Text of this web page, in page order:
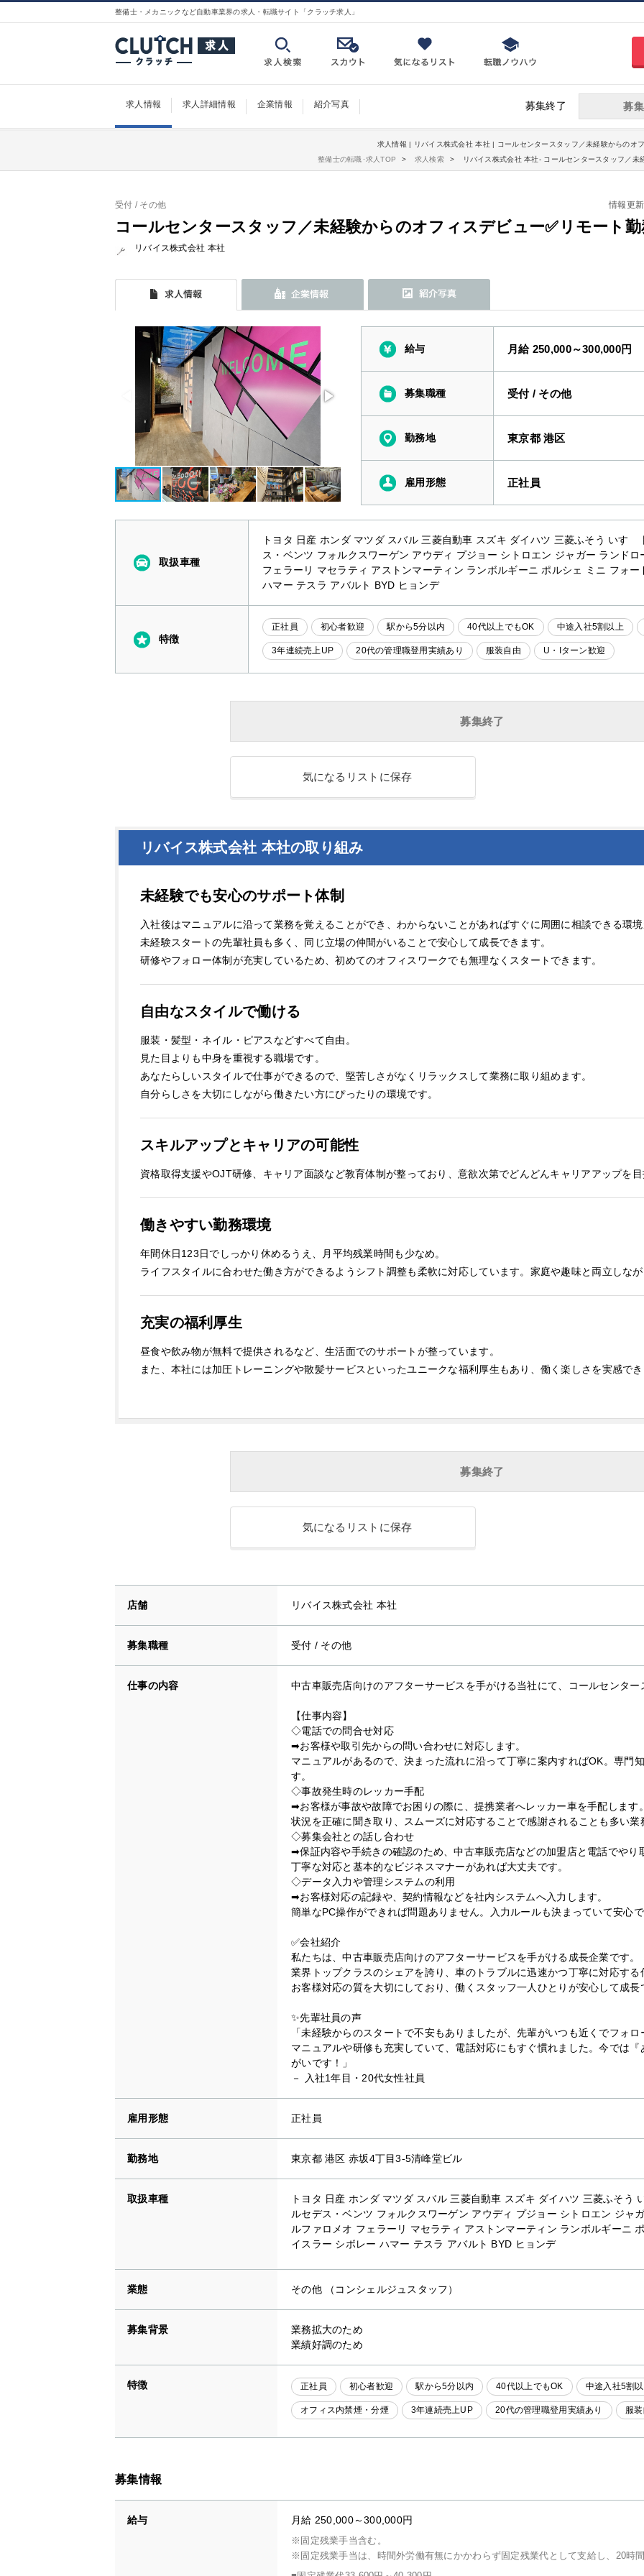
整備士・メカニックなど自動車業界の求人・転職サイト「クラッチ求人」
求人情報 求人詳細情報 企業情報 紹介写真 募
募集終了
求人情報 | リバイス株式会社 本社 | コールセンタースタッフ／未経験からのオ
整備士の転職･求人TOP
求人検索 リバイス株式会社 本社- コールセンタースタッフ／未
情報更
受付 / その他
コールセンタースタッフ／未経験からのオフィスデビュー✅リモート勤
リバイス株式会社 本社
給与 月給 250,000～300,000円
募集職種 受付/ その他
勤務地 東京都 港区
雇用形態 正社員
取扱車種
トヨタ 日産 ホンダ マツダ スバル 三菱自動車 スズキ ダイハツ 三菱ふそう いす
ス・ベンツ フォルクスワーゲン アウディ プジョー シトロエン ジャガー ランド
フェラーリ マセラティ アストンマーティン ランボルギーニ ポルシェ ミニ フォ
ハマー テスラ アバルト BYD ヒョンデ
特徴
正社員 初心者歓迎 駅から5分以内 40代以上でもOK 中途入社5割以上
3年連続売上UP 20代の管理職登用実績あり 服装自由 U・Iターン歓迎
募集終了
気になるリストに保存
リバイス株式会社 本社の取り組み
未経験でも安心のサポート体制
入社後はマニュアルに沿って業務を覚えることができ、わからないことがあればすぐに周囲に相談できる環境
未経験スタートの先輩社員も多く、同じ立場の仲間がいることで安心して成長できます。
研修やフォロー体制が充実しているため、初めてのオフィスワークでも無理なくスタートできます。
自由なスタイルで働ける
服装・髪型・ネイル・ピアスなどすべて自由。
見た目よりも中身を重視する職場です。
あなたらしいスタイルで仕事ができるので、堅苦しさがなくリラックスして業務に取り組めます。
自分らしさを大切にしながら働きたい方にぴったりの環境です。
スキルアップとキャリアの可能性
資格取得支援やOJT研修、キャリア面談など教育体制が整っており、意欲次第でどんどんキャリアアップを目
働きやすい勤務環境
年間休日123日でしっかり休めるうえ、月平均残業時間も少なめ。
ライフスタイルに合わせた働き方ができるようシフト調整も柔軟に対応しています。家庭や趣味と両立しなが
充実の福利厚生
昼食や飲み物が無料で提供されるなど、生活面でのサポートが整っています。
また、本社には加圧トレーニングや散髪サービスといったユニークな福利厚生もあり、働く楽しさを実感でき
募集終了
気になるリストに保存
店舗 リバイス株式会社 本社
募集職種 受付 / その他
仕事の内容 中古車販売店向けのアフターサービスを手がける当社にて、コールセンター
【仕事内容】
◇電話での問合せ対応
➡お客様や取引先からの問い合わせに対応します。
マニュアルがあるので、決まった流れに沿って丁寧に案内すればOK。専門
す。
◇事故発生時のレッカー手配
➡お客様が事故や故障でお困りの際に、提携業者へレッカー車を手配します。
状況を正確に聞き取り、スムーズに対応することで感謝されることも多い業
◇募集会社との話し合わせ
➡保証内容や手続きの確認のため、中古車販売店などの加盟店と電話でやり
丁寧な対応と基本的なビジネスマナーがあれば大丈夫です。
◇データ入力や管理システムの利用
➡お客様対応の記録や、契約情報などを社内システムへ入力します。
簡単なPC操作ができれば問題ありません。入力ルールも決まっていて安心で
✅会社紹介
私たちは、中古車販売店向けのアフターサービスを手がける成長企業です。
業界トップクラスのシェアを誇り、車のトラブルに迅速かつ丁寧に対応する
お客様対応の質を大切にしており、働くスタッフ一人ひとりが安心して成長
✨先輩社員の声
「未経験からのスタートで不安もありましたが、先輩がいつも近くでフォロ
マニュアルや研修も充実していて、電話対応にもすぐ慣れました。今では
がいです！」
－ 入社1年目・20代女性社員
雇用形態 正社員
勤務地 東京都 港区 赤坂4丁目3-5清峰堂ビル
取扱車種
トヨタ 日産 ホンダ マツダ スバル 三菱自動車 スズキ ダイハツ 三菱ふそう
ルセデス・ベンツ フォルクスワーゲン アウディ プジョー シトロエン ジャ
ルファロメオ フェラーリ マセラティ アストンマーティン ランボルギーニ
イスラー シボレー ハマー テスラ アバルト BYD ヒョンデ
業態 その他 （コンシェルジュスタッフ）
募集背景
業務拡大のため
業績好調のため
特徴 正社員 初心者歓迎 駅から5分以内 40代以上でもOK 中途入社5割
オフィス内禁煙・分煙 3年連続売上UP 20代の管理職登用実績あり 服
募集情報
給与 月給 250,000～300,000円
※固定残業手当含む。
※固定残業手当は、時間外労働有無にかかわらず固定残業代として支給し、20時